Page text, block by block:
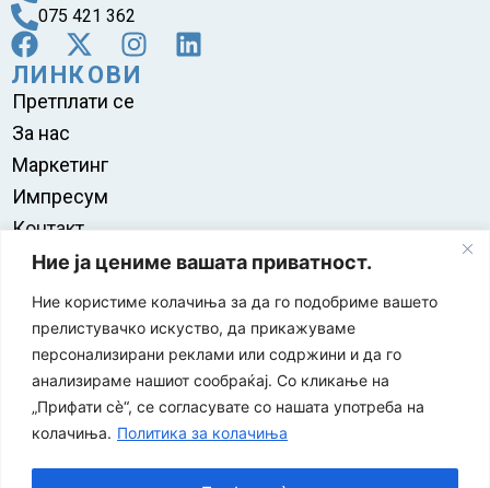
Ние ја цениме вашата приватност.
Ние користиме колачиња за да го подобриме вашето
прелистувачко искуство, да прикажуваме
персонализирани реклами или содржини и да го
анализираме нашиот сообраќај. Со кликање на
„Прифати сè“, се согласувате со нашата употреба на
колачиња. Политика за колачиња
075 421 362
ЛИНКОВИ
Претплати се
За нас
Маркетинг
Импресум
Контакт
Правила на користење